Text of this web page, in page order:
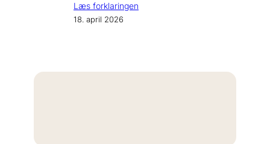
Læs forklaringen
18. april 2026